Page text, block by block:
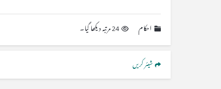
احکام 24 مرتبہ دیکھا گیا۔
شیئر کریں